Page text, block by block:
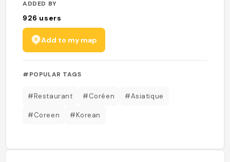
ADDED BY
926 users
Add to my map
#POPULAR TAGS
#Restaurant #Coréen #Asiatique
#Coreen #Korean